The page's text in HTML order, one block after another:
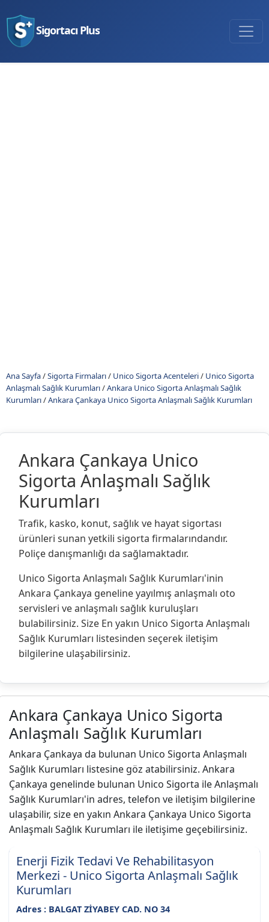
Sigortacı Plus
Ana Sayfa/Sigorta Firmaları/ Unico Sigorta Acenteleri/ Unico Sigorta
Anlaşmalı Sağlık Kurumları/Ankara Unico Sigorta Anlaşmalı Sağlık
Kurumları/Ankara Çankaya Unico Sigorta Anlaşmalı Sağlık Kurumları
Ankara Çankaya Unico
Sigorta Anlaşmalı Sağlık
Kurumları
Trafik, kasko, konut, sağlık ve hayat sigortası
ürünleri sunan yetkili sigorta firmalarındandır.
Poliçe danışmanlığı da sağlamaktadır.
Unico Sigorta Anlaşmalı Sağlık Kurumları'inin
Ankara Çankaya geneline yayılmış anlaşmalı oto
servisleri ve anlaşmalı sağlık kuruluşları
bulabilirsiniz. Size En yakın Unico Sigorta Anlaşmalı
Sağlık Kurumları listesinden seçerek iletişim
bilgilerine ulaşabilirsiniz.
Ankara Çankaya Unico Sigorta
Anlaşmalı Sağlık Kurumları
Ankara Çankaya da bulunan Unico Sigorta Anlaşmalı
Sağlık Kurumları listesine göz atabilirsiniz. Ankara
Çankaya genelinde bulunan Unico Sigorta ile Anlaşmalı
Sağlık Kurumları'in adres, telefon ve iletişim bilgilerine
ulaşabilir, size en yakın Ankara Çankaya Unico Sigorta
Anlaşmalı Sağlık Kurumları ile iletişime geçebilirsiniz.
Enerji Fizik Tedavi Ve Rehabilitasyon
Merkezi - Unico Sigorta Anlaşmalı Sağlık
Kurumları
Adres : BALGAT ZİYABEY CAD. NO 34